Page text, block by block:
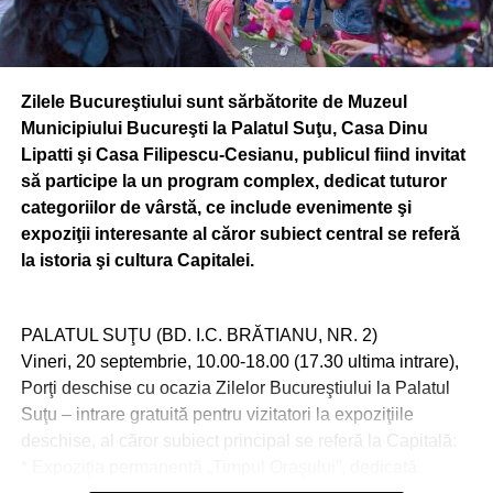
Zilele Bucureştiului sunt sărbătorite de Muzeul
Municipiului Bucureşti la Palatul Suţu, Casa Dinu
Lipatti şi Casa Filipescu-Cesianu, publicul fiind invitat
să participe la un program complex, dedicat tuturor
categoriilor de vârstă, ce include evenimente şi
expoziţii interesante al căror subiect central se referă
la istoria şi cultura Capitalei.
PALATUL SUŢU (BD. I.C. BRĂTIANU, NR. 2)
Vineri, 20 septembrie, 10.00-18.00 (17.30 ultima intrare),
Porţi deschise cu ocazia Zilelor Bucureştiului la Palatul
Suţu – intrare gratuită pentru vizitatori la expoziţiile
deschise, al căror subiect principal se referă la Capitală: